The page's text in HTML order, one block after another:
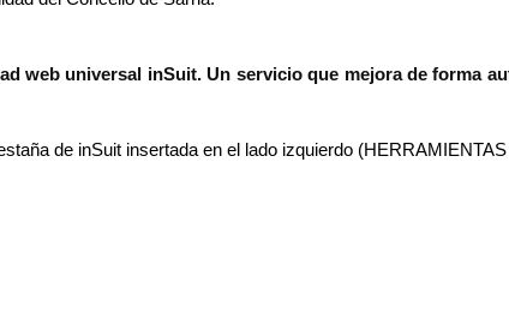
web universal inSuit. Un servicio que mejora de forma
de inSuit insertada en el lado izquierdo